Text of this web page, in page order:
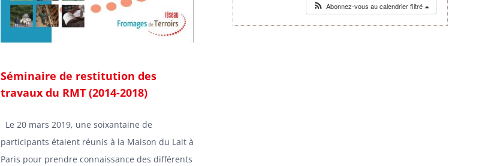
Séminaire de restitution des
travaux du RMT (2014-2018)
Le 20 mars 2019, une soixantaine de
participants étaient réunis à la Maison du Lait à
Paris pour prendre connaissance des différents
Abonnez-vous au calendrier filtré